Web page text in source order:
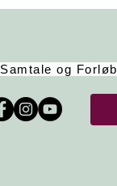
Samtale og Forløb